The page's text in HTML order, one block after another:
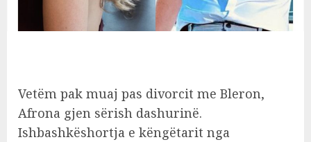
Vetëm pak muaj pas divorcit me Bleron,
Afrona gjen sërish dashurinë.
Ishbashkëshortja e këngëtarit nga